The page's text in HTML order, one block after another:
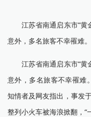
江苏省南通启东市“黄
意外，多名旅客不幸罹难
江苏省南通启东市“黄
意外，多名旅客不幸罹难
知情者及网友指出，事发
整列小火车被海浪掀翻，“